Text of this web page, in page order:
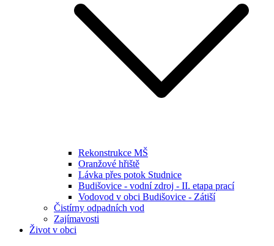
Rekonstrukce MŠ
Oranžové hřiště
Lávka přes potok Studnice
Budišovice - vodní zdroj - II. etapa prací
Vodovod v obci Budišovice - Zátiší
Čistírny odpadních vod
Zajímavosti
Život v obci